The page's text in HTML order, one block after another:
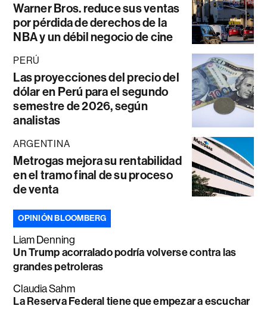
Warner Bros. reduce sus ventas
por pérdida de derechos de la
NBA y un débil negocio de cine
PERÚ
Las proyecciones del precio del
dólar en Perú para el segundo
semestre de 2026, según
analistas
ARGENTINA
Metrogas mejora su rentabilidad
en el tramo final de su proceso
de venta
OPINIÓN BLOOMBERG
Liam Denning
Un Trump acorralado podría volverse contra las
grandes petroleras
Claudia Sahm
La Reserva Federal tiene que empezar a escuchar